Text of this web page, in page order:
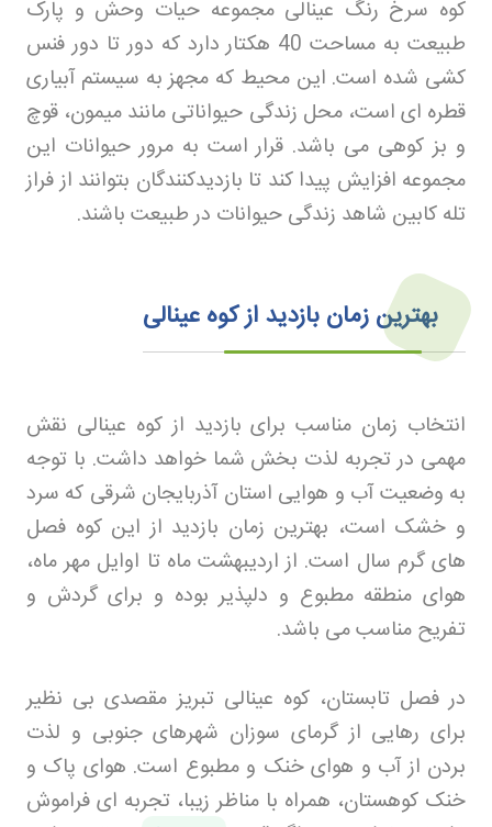
کوه سرخ رنگ عینالی مجموعه حیات وحش و پارک
طبیعت به مساحت 40 هکتار دارد که دور تا دور فنس
کشی شده است. این محیط که مجهز به سیستم آبیاری
قطره ای است، محل زندگی حیواناتی مانند میمون، قوچ
و بز کوهی می باشد. قرار است به مرور حیوانات این
مجموعه افزایش پیدا کند تا بازدیدکنندگان بتوانند از فراز
تله کابین شاهد زندگی حیوانات در طبیعت باشند.
بهترین زمان بازدید از کوه عینالی
انتخاب زمان مناسب برای بازدید از کوه عینالی نقش
مهمی در تجربه لذت بخش شما خواهد داشت. با توجه
به وضعیت آب و هوایی استان آذربایجان شرقی که سرد
و خشک است، بهترین زمان بازدید از این کوه فصل
های گرم سال است. از اردیبهشت ماه تا اوایل مهر ماه،
هوای منطقه مطبوع و دلپذیر بوده و برای گردش و
تفریح مناسب می باشد.
در فصل تابستان، کوه عینالی تبریز مقصدی بی نظیر
برای رهایی از گرمای سوزان شهرهای جنوبی و لذت
بردن از آب و هوای خنک و مطبوع است. هوای پاک و
خنک کوهستان، همراه با مناظر زیبا، تجربه ای فراموش